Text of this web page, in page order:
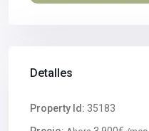
Detalles
Property Id: 35183